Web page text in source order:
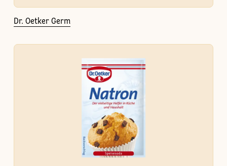
Dr. Oetker Germ